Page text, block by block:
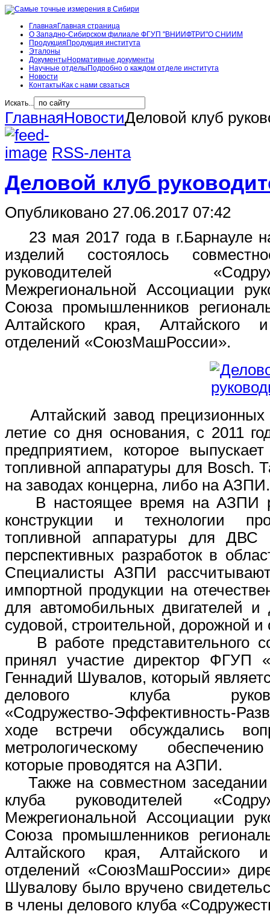
Главная Главная страница
О Западно-Сибирском филиале ФГУП "ВНИИФТРИ"О СНИИМ
Продукция Продукция института
Эталоны
Документы Нормативные документы
Научные отделы Подробно о каждом отделе института
Новости
Контакты Как с нами свзаться
Искать...
ГлавнаяНовостиДеловой клуб
RSS-лента
Деловой клуб
Опубликовано 27.06.2017 07:42
23 мая 2017 года в г.Барнауле
изделий состоялось
руководителей
Межрегиональной Ассоциации
Союза промышленников
Алтайского края, Алтайского
отделений «СоюзМашРоссии».
Алтайский завод прецизионных
летие со дня основания, с 2011
предприятием, которое
топливной аппаратуры для Bosch.
на заводах концерна, либо на АЗПИ.
В настоящее время на АЗПИ
конструкции и технологии
топливной аппаратуры для
перспективных разработок в
Специалисты АЗПИ
импортной продукции на
для автомобильных двигателей и
судовой, строительной, дорожной и
В работе представительного
принял участие директор ФГУП
Геннадий Шувалов, который
делового клуба
«Содружество-Эффективность-
ходе встречи обсуждались
метрологическому
которые проводятся на АЗПИ.
Также на совместном заседании
клуба руководителей
Межрегиональной Ассоциации
Союза промышленников
Алтайского края, Алтайского
отделений «СоюзМашРоссии»
Шувалову было вручено
в члены делового клуба